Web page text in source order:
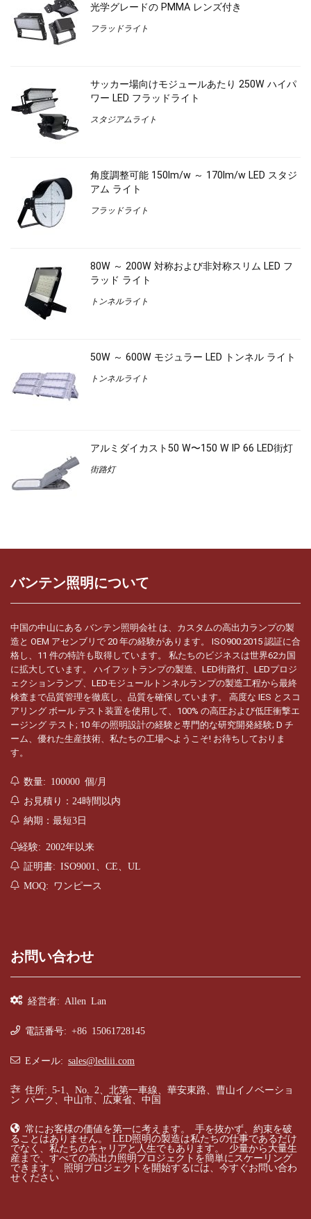
光学グレードの PMMA レンズ付き
フラッドライト
サッカー場向けモジュールあたり 250W ハイパ
ワー LED フラッドライト
スタジアムライト
角度調整可能 150lm/w ～ 170lm/w LED スタジ
アム ライト
フラッドライト
80W ～ 200W 対称および非対称スリム LED フ
ラッド ライト
トンネルライト
50W ～ 600W モジュラー LED トンネル ライト
トンネルライト
アルミダイカスト50 W〜150 W IP 66 LED街灯
街路灯
バンテン照明について
中国の中山にある バンテン照明会社 は、カスタムの高出力ランプの製
造と OEM アセンブリで 20 年の経験があります。 ISO900:2015 認証に合
格し、11 件の特許も取得しています。 私たちのビジネスは世界62カ国
に拡大しています。 ハイフットランプの製造、LED街路灯、LEDプロジ
ェクションランプ、LEDモジュールトンネルランプの製造工程から最終
検査まで品質管理を徹底し、品質を確保しています。 高度な IES とスコ
アリング ボール テスト装置を使用して、100% の高圧および低圧衝撃エ
ージング テスト; 10 年の照明設計の経験と専門的な研究開発経験; D チ
ーム、優れた生産技術、私たちの工場へようこそ! お待ちしておりま
す。
数量: 100000 個/月
お見積り：24時間以内
納期：最短3日
経験: 2002年以来
証明書: ISO9001、CE、UL
MOQ: ワンピース
お問い合わせ
経営者: Allen Lan
電話番号: +86 15061728145
Eメール: sales@lediii.com
住所: 5-1、No. 2、北第一車線、華安東路、曹山イノベーショ
ン パーク、中山市、広東省、中国
常にお客様の価値を第一に考えます。 手を抜かず、約束を破
ることはありません。 LED照明の製造は私たちの仕事であるだけ
でなく、私たちのキャリアと人生でもあります。 少量から大量生
産まで、すべての高出力照明プロジェクトを簡単にスケーリング
できます。 照明プロジェクトを開始するには、今すぐお問い合わ
せください